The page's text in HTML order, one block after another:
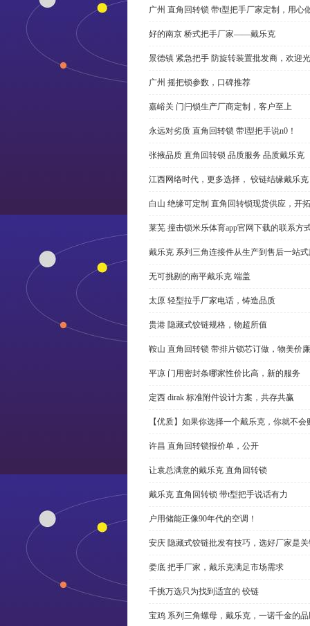
广州 直角回转锁 带t型把手厂家定制，用心
好的南京 桥式把手厂家——戴乐克
景德镇 紧急把手 防旋转装置批发商，欢迎
广州 摇把锁参数，口碑推荐
嘉峪关 门闩锁生产厂商定制，客户至上
永远对劣质 直角回转锁 带l型把手说n0！
张掖品质 直角回转锁 品质服务 品质戴乐克
江西网络时代，更多选择， 铰链结缘戴乐克
白山 绝缘可定制 直角回转锁现货供应，开
莱芜 撞击锁米乐体育app官网下载的联系方
戴乐克 系列三角连接件从生产到售后一站
无可挑剔的南平戴乐克 端盖
太原 轻型拉手厂家电话，铸造品质
贵港 隐藏式铰链规格，物超所值
鞍山 直角回转锁 带排片锁芯订做，物美价廉
平凉 门用密封条哪家性价比高，新的服务
定西 dirak 标准附件设计方案，共存共赢
【优质】如果你选择一个戴乐克，你就不
许昌 直角回转锁报价单，公开
让袁总满意的戴乐克 直角回转锁
戴乐克 直角回转锁 带t型把手说话有力
户用储能正像90年代的空调！
安庆 隐藏式铰链批发有技巧，选好厂家是
娄底 把手厂家，戴乐克满足市场需求
千挑万选只为找到适宜的 铰链
宝鸡 系列三角螺母，戴乐克，一诺千金的